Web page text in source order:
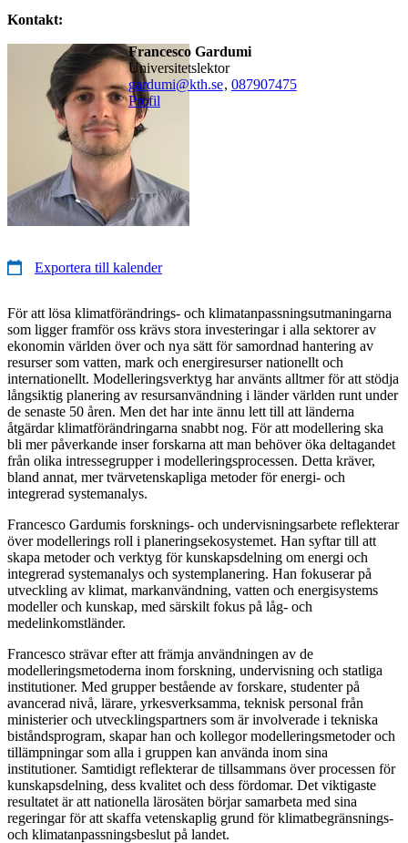
Kontakt:
Francesco Gardumi
universitetslektor
gardumi@kth.se, 087907475
Profil
Exportera till kalender
För att lösa klimatförändrings- och klimatanpassningsutmaningarna
som ligger framför oss krävs stora investeringar i alla sektorer av
ekonomin världen över och nya sätt för samordnad hantering av
resurser som vatten, mark och energiresurser nationellt och
internationellt. Modelleringsverktyg har använts alltmer för att stödja
långsiktig planering av resursanvändning i länder världen runt under
de senaste 50 åren. Men det har inte ännu lett till att länderna
åtgärdar klimatförändringarna snabbt nog. För att modellering ska
bli mer påverkande inser forskarna att man behöver öka deltagandet
från olika intressegrupper i modelleringsprocessen. Detta kräver,
bland annat, mer tvärvetenskapliga metoder för energi- och
integrerad systemanalys.
Francesco Gardumis forsknings- och undervisningsarbete reflekterar
över modellerings roll i planeringsekosystemet. Han syftar till att
skapa metoder och verktyg för kunskapsdelning om energi och
integrerad systemanalys och systemplanering. Han fokuserar på
utveckling av klimat, markanvändning, vatten och energisystems
modeller och kunskap, med särskilt fokus på låg- och
medelinkomstländer.
Francesco strävar efter att främja användningen av de
modelleringsmetoderna inom forskning, undervisning och statliga
institutioner. Med grupper bestående av forskare, studenter på
avancerad nivå, lärare, yrkesverksamma, teknisk personal från
ministerier och utvecklingspartners som är involverade i tekniska
biståndsprogram, skapar han och kollegor modelleringsmetoder och
tillämpningar som alla i gruppen kan använda inom sina
institutioner. Samtidigt reflekterar de tillsammans över processen för
kunskapsdelning, dess kvalitet och dess fördomar. Det viktigaste
resultatet är att nationella lärosäten börjar samarbeta med sina
regeringar för att skaffa vetenskaplig grund för klimatbegränsnings-
och klimatanpassningsbeslut på landet.